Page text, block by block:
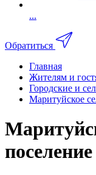
...
Обратиться
Главная
Жителям и
Городские и
Маритуйское
поселение